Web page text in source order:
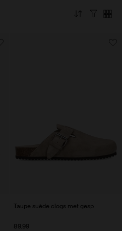
Taupe suède clogs met gesp
89.99